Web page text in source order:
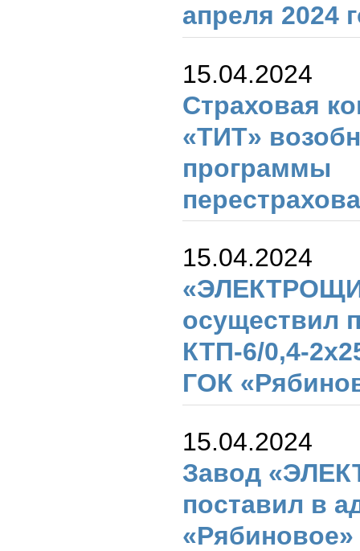
апреля 2024
15.04.2024
Страховая
«ТИТ»
программы
15.04.2024
осуществил
КТП-6/0,4-
ГОК
15.04.2024
Завод
поставил в